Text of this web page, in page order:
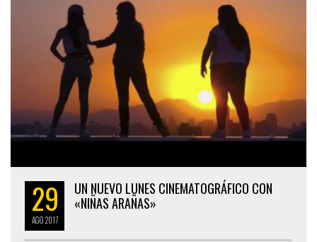
29
AGO2017
UN NUEVO LUNES CINEMATOGRÁFICO CON
«NIÑAS ARAÑAS»